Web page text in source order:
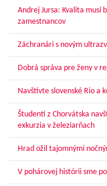
Andrej Jursa: Kvalita musí
zamestnancov
Záchranári s novým
Dobrá správa pre ženy v
Navštívte slovenské Rio a
Študenti z Chorvátska
exkurzia v železiarňach
Hrad ožil tajomnými
V pohárovej histórii sme